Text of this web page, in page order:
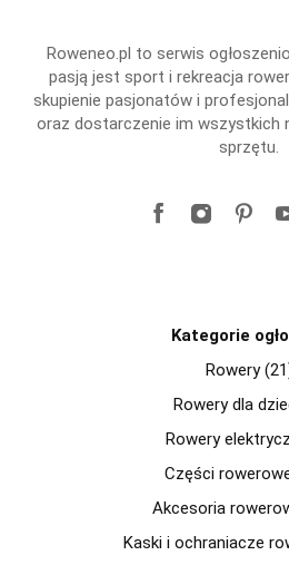
Roweneo.pl to serwis
pasją jest sport i rekreacja
skupienie pasjonatów i
oraz dostarczenie im wszystkich
sprzętu.
Kategorie
Rowery
Rowery dla
Rowery
Części
Akcesoria
Kaski i ochraniacze